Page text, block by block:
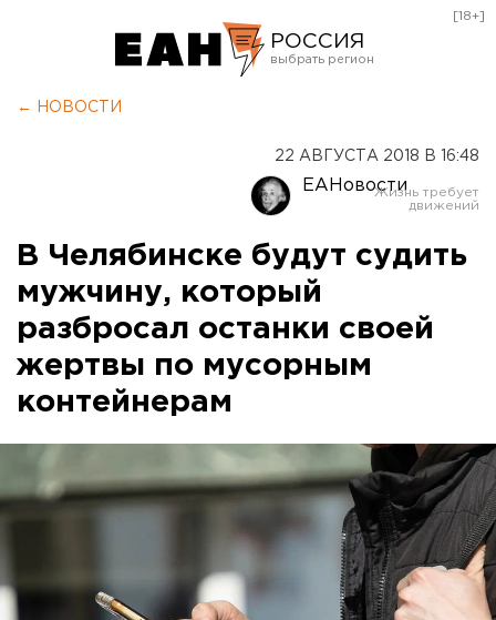
РОССИЯ
Оренбург
[18+]
← НОВОСТИ
22 АВГУСТА 2018 В 16:48
ЕАНовости
В Челябинске будут судить
мужчину, который
разбросал останки своей
жертвы по мусорным
контейнерам